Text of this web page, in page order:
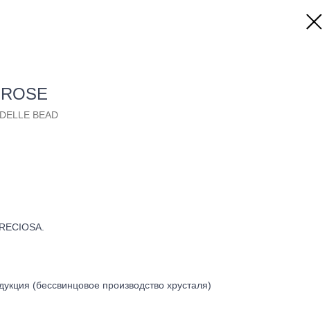
BEAD
(бессвинцовое производство хрусталя)